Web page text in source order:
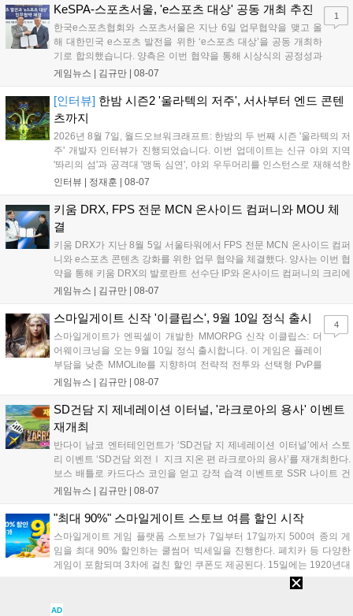
입니다. 시연 참여 관람객에게는 선착순으로 특별 굿즈를 증정하며, 인
KeSPA-스포츠서울, 'e스포츠 대상' 공동 개최 추진
한국e스포츠협회와 스포츠서울은 지난 6일 업무협약을 맺고 올
해 대한민국 e스포츠 발전을 위한 ‘e스포츠 대상’을 공동 개최하
기로 합의했습니다. 양측은 이번 협약을 통해 시상식의 공정성과
전문성을 강화하고 MZ세대를 겨냥한 미디어 영향력을 확대해 e
김영만 회장은 10년 만에 재추진되는 이번 시상식이 e스포츠의
성과와 가치를 널리 알리는 권위 있는 행사가 되도록 노력하겠다
고 밝혔습니다....
게임뉴스 | 김규만 | 08-07
1
[인터뷰] 한밤 시즌2 '울라텍의 저주', 서사부터 엔드 콘텐
츠까지
2026년 8월 7일, 월드오브워크래프트: 한밤의 두 번째 시즌 '울라텍의 저
주' 개발자 인터뷰가 진행되었습니다. 이번 업데이트는 신규 야외 지역
'똬리의 섬'과 공격대 '맹독 심연', 야외 우두머리를 인스턴스로 재해석한
'소굴'을 포함합니다. 개발진은 하우징 시스템 개선 및 신화+ 던전 로테이
를 표했습니다....
인터뷰 | 정재훈 | 08-07
키움 DRX, FPS 전문 MCN 온사이드 컴퍼니와 MOU 체
결
키움 DRX가 지난 8월 5일 서울타워에서 FPS 전문 MCN 온사이드 컴퍼
니와 e스포츠 콘텐츠 강화를 위한 업무 협약을 체결했다. 양사는 이번 협
약을 통해 키움 DRX의 발로란트 선수단 IP와 온사이드 컴퍼니의 크리에
이터 네트워크를 결합하여 정규 및 특별 콘텐츠를 공동 기획한다. 또한
오프라인 연계 프로그램을 순차적으로 선보이며 e스포츠 생태계 확장에
게임뉴스 | 김규만 | 08-07
스마일게이트 신작 '이클립스', 9월 10일 정식 출시
스마일게이트가 엔픽셀이 개발한 MMORPG 신작 이클립스: 더
어웨이크닝을 오는 9월 10일 정식 출시합니다. 이 게임은 플레이
부담을 낮춘 MMOLite를 지향하며 전략적 전투와 선택형 PvP를
특징으로 합니다. 현재 공식 홈페이지와 앱 마켓에서 사전등록을
니다. 또한 카카오톡 채널 추가 시 주차별 스페셜 쿠폰과 한정 스
킨, 경품 이벤트 등 풍성한 혜택을 마련해 이용자들의 기대를 모
으고 있습니다....
게임뉴스 | 김규만 | 08-07
4
SD건담 지 제네레이션 이터널, '라크로아의 용사' 이벤트
재개최
반다이 남코 엔터테인먼트가 ‘SD건담 지 제네레이션 이터널’에서 스토
리 이벤트 ‘SD건담 외전Ⅰ 지크 지온 편 라크로아의 용사’를 재개최한다.
보스 배틀로 카드다스 코인을 얻고 강적 습격 이벤트로 SSR 나이트 건
담을 획득할 수 있다. 로그인 보너스로 최대 다이아 3,000개를 지급하며,
원 증정한다. 또한 9월 30일까지 공식 유튜브에서 특별 프로그램을 시청
게임뉴스 | 김규만 | 08-07
"최대 90%" 스마일게이트 스토브 여름 할인 시작
스마일게이트 게임 플랫폼 스토브가 7일부터 17일까지 500여 종의 게
임을 최대 90% 할인하는 쿨썸머 빅세일을 진행한다. 페치카 등 다양한
게임이 포함되며 3차에 걸친 할인 쿠폰도 제공된다. 15일에는 1920년대
경성 배경의 신작 그날의 신문이 출시되며, 15일부터 17일까지는 국내
개발사 게임을 위한 시크릿 쿠폰도 추가 발행될 예정이다. 자세한 내용
은 공식 페이지에서 확인 가능하다....
[기획]
AD